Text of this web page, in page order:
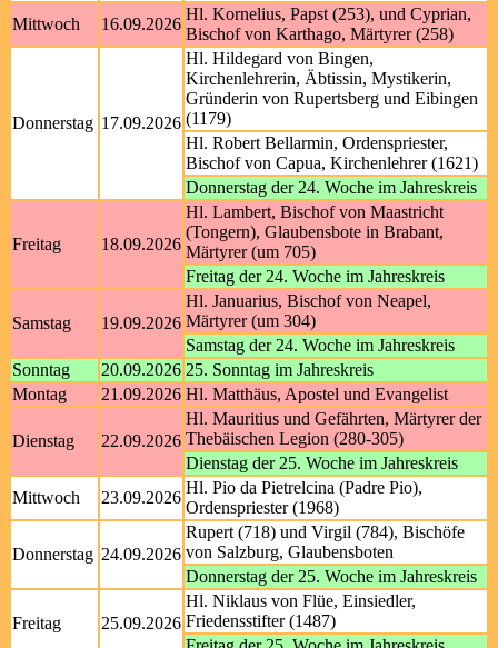
Mittwoch
16.09.2026
Hl. Kornelius, Papst (253), und Cyprian,
Bischof von Karthago, Märtyrer (258)
Donnerstag 17.09.2026
Hl. Hildegard von Bingen,
Kirchenlehrerin, Äbtissin, Mystikerin,
Gründerin von Rupertsberg und Eibingen
(1179)
Hl. Robert Bellarmin, Ordenspriester,
Bischof von Capua, Kirchenlehrer (1621)
Donnerstag der 24. Woche im Jahreskreis
Freitag 18.09.2026
Hl. Lambert, Bischof von Maastricht
(Tongern), Glaubensbote in Brabant,
Märtyrer (um 705)
Freitag der 24. Woche im Jahreskreis
Samstag 19.09.2026
Hl. Januarius, Bischof von Neapel,
Märtyrer (um 304)
Samstag der 24. Woche im Jahreskreis
Sonntag
20.09.2026 25. Sonntag im Jahreskreis
Montag
21.09.2026 Hl. Matthäus, Apostel und Evangelist
Dienstag 22.09.2026
Hl. Mauritius und Gefährten, Märtyrer der
Thebäischen Legion (280-305)
Dienstag der 25. Woche im Jahreskreis
Mittwoch
23.09.2026
Hl. Pio da Pietrelcina (Padre Pio),
Ordenspriester (1968)
Donnerstag 24.09.2026
Rupert (718) und Virgil (784), Bischöfe
von Salzburg, Glaubensboten
Donnerstag der 25. Woche im Jahreskreis
Freitag 25.09.2026
Hl. Niklaus von Flüe, Einsiedler,
Friedensstifter (1487)